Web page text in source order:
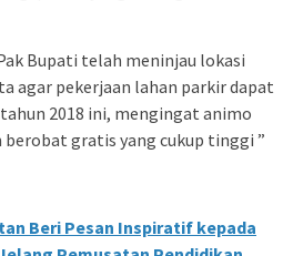
Bupati telah meninjau lokasi
agar pekerjaan lahan parkir dapat
2018 ini, mengingat animo
gratis yang cukup tinggi ”
Beri Pesan Inspiratif kepada